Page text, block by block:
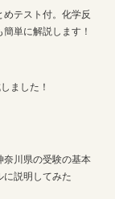
テスト付。化学反
単に解説します！
ました！
奈川県の受験の基本
説明してみた